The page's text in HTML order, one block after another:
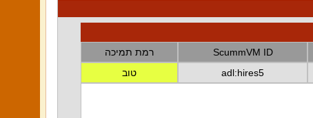
ScummVM ID
רמת תמיכה
adl:hires5 טוב